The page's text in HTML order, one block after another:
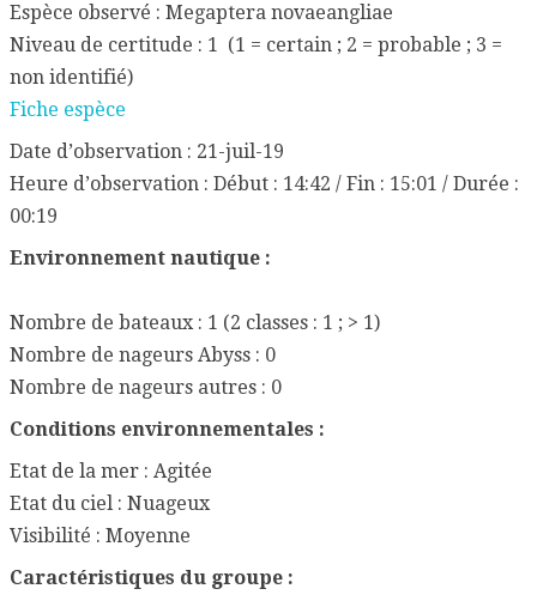
Espèce observé : Megaptera novaeangliae
Niveau de certitude : 1 (1 = certain ; 2 = probable ; 3 =
non identifié)
Fiche espèce
Date d’observation : 21-juil-19
Heure d’observation : Début : 14:42 / Fin : 15:01 / Durée :
00:19
Environnement nautique :
Nombre de bateaux : 1 (2 classes : 1 ; > 1)
Nombre de nageurs Abyss : 0
Nombre de nageurs autres : 0
Conditions environnementales :
Etat de la mer : Agitée
Etat du ciel : Nuageux
Visibilité : Moyenne
Caractéristiques du groupe :